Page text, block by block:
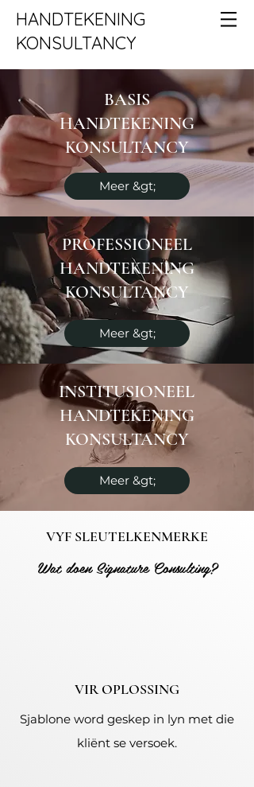
HANDTEKENING
KONSULTANCY
BASIS
HANDTEKENING
KONSULTANCY
Meer &gt;
PROFESSIONEEL
HANDTEKENING
KONSULTANCY
Meer &gt;
INSTITUSIONEEL
HANDTEKENING
KONSULTANCY
Meer &gt;
VYF SLEUTELKENMERKE
Wat doen Signature Consulting?
VIR OPLOSSING
Sjablone word geskep in lyn met die
kliënt se versoek.